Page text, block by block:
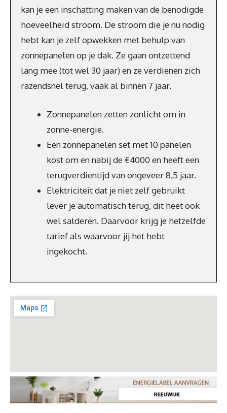
kan je een inschatting maken van de benodigde
hoeveelheid stroom. De stroom die je nu nodig
hebt kan je zelf opwekken met behulp van
zonnepanelen op je dak. Ze gaan ontzettend
lang mee (tot wel 30 jaar) en ze verdienen zich
razendsnel terug, vaak al binnen 7 jaar.
Zonnepanelen zetten zonlicht om in
zonne-energie.
Een zonnepanelen set met 10 panelen
kost om en nabij de €4000 en heeft een
terugverdientijd van ongeveer 8,5 jaar.
Elektriciteit dat je niet zelf gebruikt
lever je automatisch terug, dit heet ook
wel salderen. Daarvoor krijg je hetzelfde
tarief als waarvoor jij het hebt
ingekocht.